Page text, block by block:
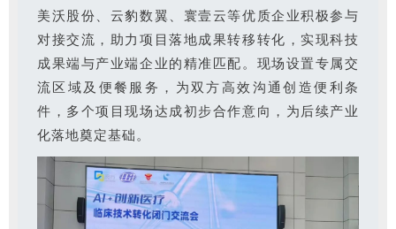
美沃股份、云豹数翼、寰壹云等优质企业积极参与
对接交流，助力项目落地成果转移转化，实现科技
成果端与产业端企业的精准匹配。现场设置专属交
流区域及便餐服务，为双方高效沟通创造便利条
件，多个项目现场达成初步合作意向，为后续产业
化落地奠定基础。